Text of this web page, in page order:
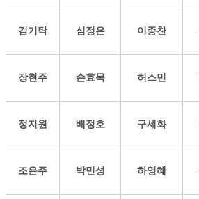
김기탁 심정은 이종찬
장현주 손효목 허스민
정지원 배정호 구세화
조은주 박민성 하영혜